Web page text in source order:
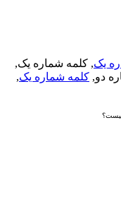
یک, کلمه شماره یک,
دو,کلمه شماره یک,